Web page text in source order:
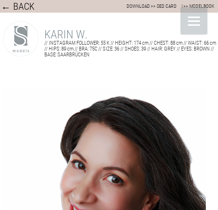
← BACK | >> MODELBOOK
DOWNLOAD >> SED CARD
KARIN W.
// INSTAGRAM FOLLOWER: 55 K // HEIGHT: 174 cm // CHEST: 88 cm // WAIST: 66 cm
// HIPS: 89 cm // BRA: 75C // SIZE: 36 // SHOES: 39 // HAIR: GREY // EYES: BROWN //
BASE: SAARBRÜCKEN